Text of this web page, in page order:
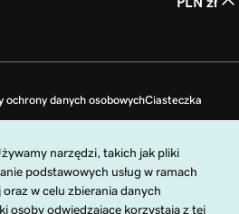
ochrony danych osobowychCiasteczka
Operating Company, LLC. Wszelkie prawa
jest zastrzeżonym znakiem towarowym
LLC w Stanach Zjednoczonych i innych